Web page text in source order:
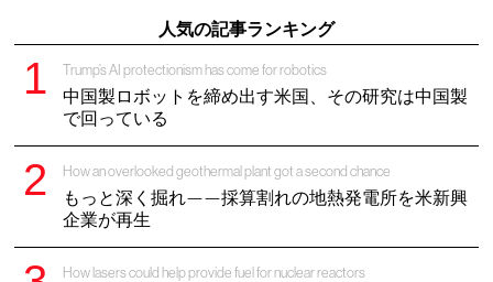
人気の記事ランキング
Trump’s AI protectionism has come for robotics
中国製ロボットを締め出す米国、その研究は中国製
で回っている
How an overlooked geothermal plant got a second chance
もっと深く掘れ——採算割れの地熱発電所を米新興
企業が再生
How lasers could help provide fuel for nuclear reactors